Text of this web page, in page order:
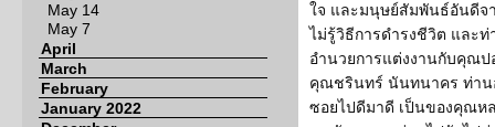
May 14
May 7
April
March
February
January 2022
ใจ และมนุษย์สัมพันธ์อันดีจา
ไม่รู้วิธีการดำรงชีวิต และ
อำนวยการแต่งงานกับคุณ
คุณชรินทร์ นันทนาคร ท่าน
ซอยไปดีมาดี เป็นของคุณห